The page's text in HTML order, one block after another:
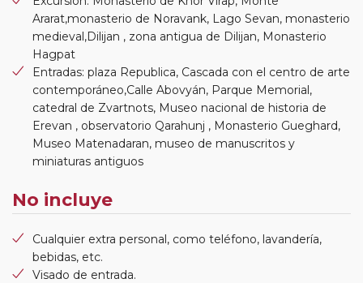
Ararat,monasterio de Noravank, Lago Sevan, monasterio
medieval,Dilijan , zona antigua de Dilijan, Monasterio
Hagpat
Entradas: plaza Republica, Cascada con el centro de arte
contemporáneo,Calle Abovyán, Parque Memorial,
catedral de Zvartnots, Museo nacional de historia de
Erevan , observatorio Qarahunj , Monasterio Gueghard,
Museo Matenadaran, museo de manuscritos y
miniaturas antiguos
No incluye
Cualquier extra personal, como teléfono, lavandería,
bebidas, etc.
Visado de entrada.